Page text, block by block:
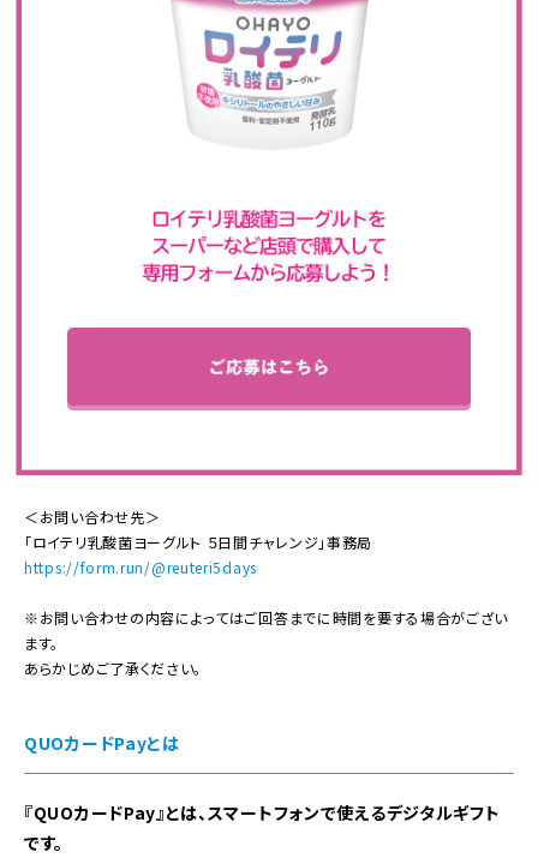
＜お問い合わせ先＞
「ロイテリ乳酸菌ヨーグルト ５日間チャレンジ」事務局
https://form.run/@reuteri5days
※お問い合わせの内容によってはご回答までに時間を要する場合がござい
ます。
あらかじめご了承ください。
QUOカードPayとは
『QUOカードPay』とは、スマートフォンで使えるデジタルギフト
です。